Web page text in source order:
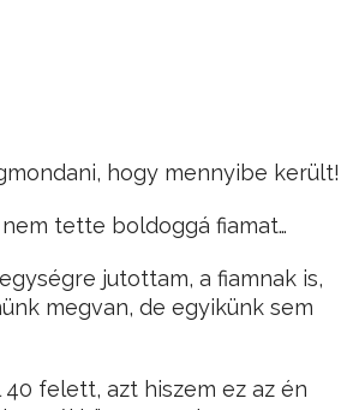
hogy mennyibe került!
tette boldoggá fiamat…
jutottam, a fiamnak is,
megvan, de egyikünk sem
40 felett, azt hiszem ez az én